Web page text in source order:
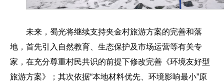
未来，蜀光将继续支持夹金村旅游方案的完善和落
地，首先引入自然教育、生态保护及市场运营等有关专
家，在充分尊重村民共识的前提下修改完善《环境友好型
旅游方案》；其次依据“本地材料优先、环境影响最小”原